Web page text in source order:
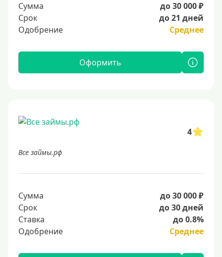
Сумма
до 30 000 ₽
Срок
до 21 дней
Одобрение
Среднее
Оформить
4
Все займы.рф
Сумма
до 30 000 ₽
Срок
до 30 дней
Ставка
до 0.8%
Одобрение
Среднее